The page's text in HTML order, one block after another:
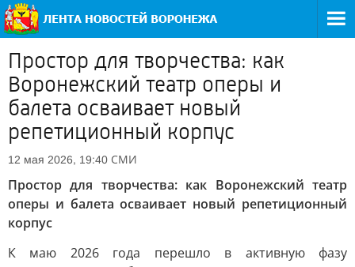
Простор для творчества: как
Воронежский театр оперы и
балета осваивает новый
репетиционный корпус
12 мая 2026, 19:40 СМИ
Простор для творчества: как Воронежский театр
оперы и балета осваивает новый репетиционный
корпус
К маю 2026 года перешло в активную фазу